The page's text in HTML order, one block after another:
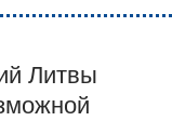
Литвы